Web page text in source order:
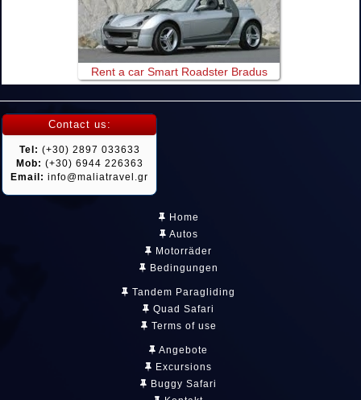
Rent a car Smart Roadster Bradus
Contact us:
Tel: (+30) 2897 033633
Mob: (+30) 6944 226363
Email: info@maliatravel.gr
Home
Autos
Motorräder
Bedingungen
Tandem Paragliding
Quad Safari
Terms of use
Angebote
Excursions
Buggy Safari